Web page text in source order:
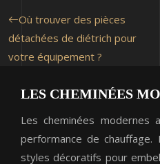
Où trouver des pièces
détachées de diétrich pour
votre équipement ?
LES CHEMINÉES
Les cheminées modernes
performance de
styles décoratifs pour